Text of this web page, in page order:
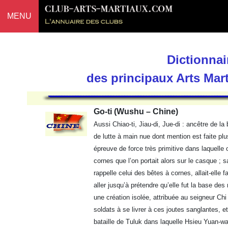
MENU
des principaux Arts
Go-ti (Wushu – Chine)
Aussi Chiao-ti, Jiau-di, Jue-di : ancêtre de la
de lutte à main nue dont mention est faite
épreuve de force très primitive dans laquelle
cornes que l’on portait alors sur le casque ;
rappelle celui des bêtes à cornes, allait-elle
aller jusqu’à prétendre qu’elle fut la base
une création isolée, attribuée au seigneur
soldats à se livrer à ces joutes sanglantes,
bataille de Tuluk dans laquelle Hsieu Yuan-